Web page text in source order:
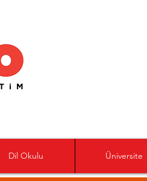
Dil Okulu Üniversite